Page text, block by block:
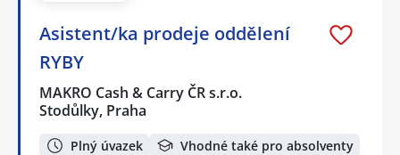
Asistent/ka prodeje oddělení
RYBY
MAKRO Cash & Carry ČR s.r.o.
Stodůlky, Praha
Plný úvazek Vhodné také pro absolventy